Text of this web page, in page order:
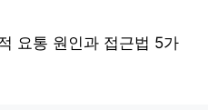
요통 원인과 접근법 5가